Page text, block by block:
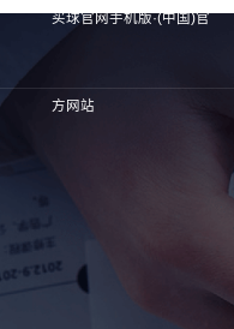
买球官网手机版·(中国)官
方网站